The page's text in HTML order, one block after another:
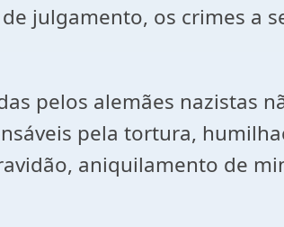
julgamento, os crimes a
pelos alemães nazistas
pela tortura,
aniquilamento de